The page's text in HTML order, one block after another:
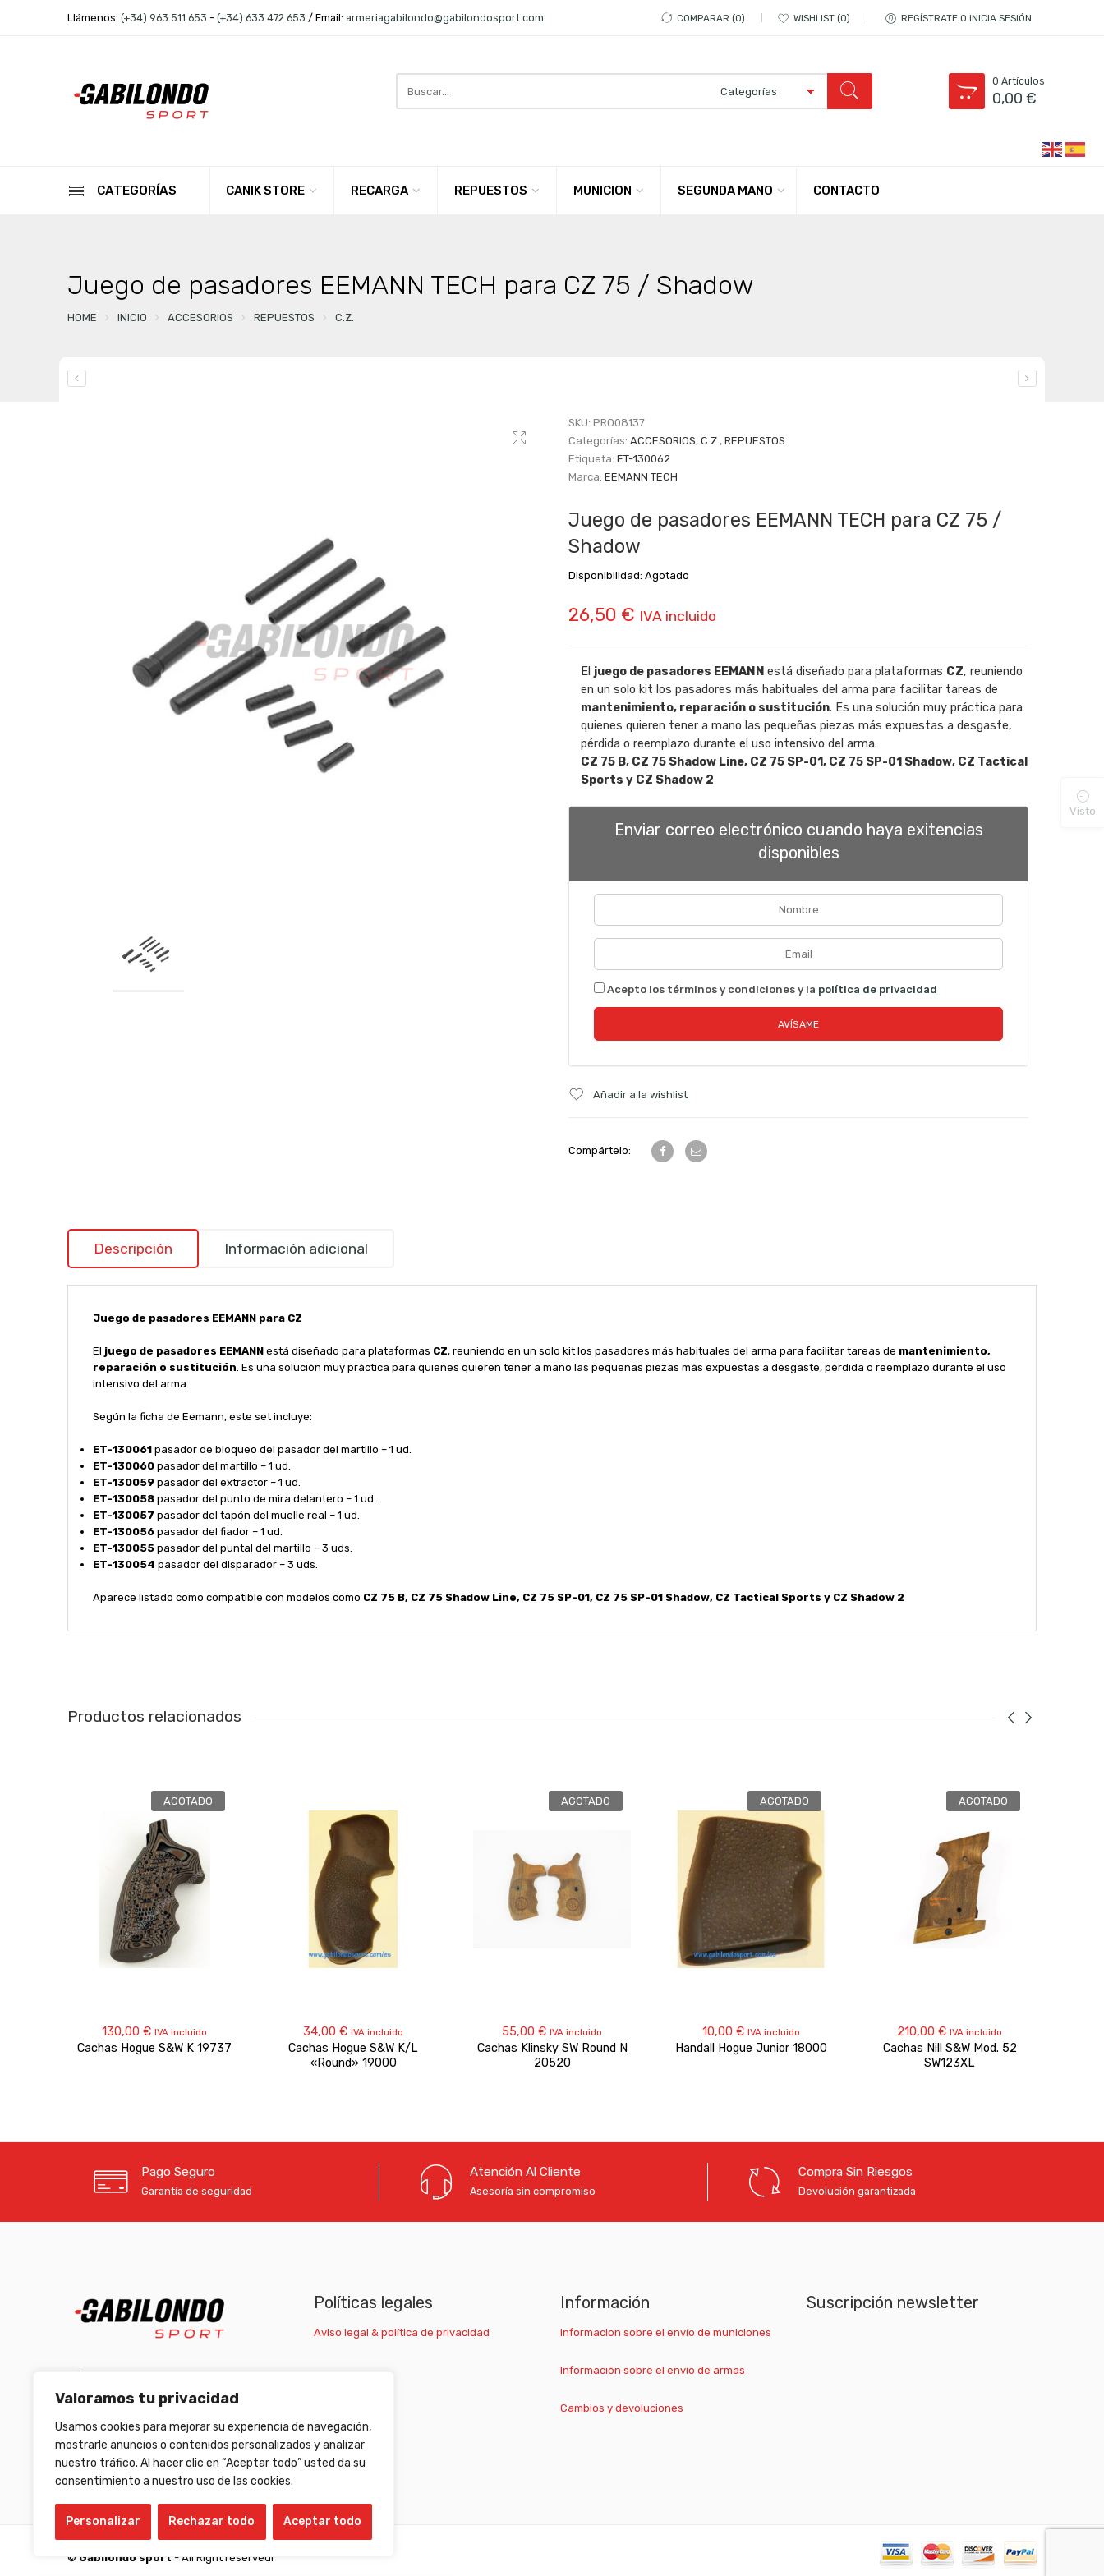
Valoramos tu privacidad
Usamos cookies para mejorar su experiencia de navegación,
mostrarle anuncios o contenidos personalizados y analizar
nuestro tráfico. Al hacer clic en “Aceptar todo” usted da su
consentimiento a nuestro uso de las cookies.
Personalizar Rechazar todo Aceptar todo
Llámenos: (+34) 963 511 653 - (+34) 633 472 653 / Email: armeriagabilondo@gabilondosport.com COMPARAR 0 WISHLIST 0 REGÍSTRATE O INICIA SESIÓN
here
0 Artículos
0,00€
CATEGORÍAS CANIK STORE RECARGA REPUESTOS MUNICION SEGUNDA MANO CONTACTO
Juego de pasadores EEMANN TECH para CZ 75 / Shadow
HOME INICIO ACCESORIOS REPUESTOS C.Z.
SKU: PRO08137
Categorías: ACCESORIOS, C.Z., REPUESTOS
Etiqueta: ET-130062
Marca: EEMANN TECH
Juego de pasadores EEMANN TECH para CZ 75 /
Shadow
Disponibilidad: Agotado
26,50 € IVA incluido
El juego de pasadores EEMANN está diseñado para plataformas CZ, reuniendo
en un solo kit los pasadores más habituales del arma para facilitar tareas de
mantenimiento, reparación o sustitución. Es una solución muy práctica para
quienes quieren tener a mano las pequeñas piezas más expuestas a desgaste,
pérdida o reemplazo durante el uso intensivo del arma.
CZ 75 B, CZ 75 Shadow Line, CZ 75 SP-01, CZ 75 SP-01 Shadow, CZ Tactical
Sports y CZ Shadow 2
Enviar correo electrónico cuando haya exitencias
disponibles
Acepto los términos y condiciones y la política de privacidad
Añadir a la wishlist
Compártelo:
Descripción Información adicional
Juego de pasadores EEMANN para CZ
El juego de pasadores EEMANN está diseñado para plataformas CZ, reuniendo en un solo kit los pasadores más habituales del arma para facilitar tareas de mantenimiento,
reparación o sustitución . Es una solución muy práctica para quienes quieren tener a mano las pequeñas piezas más expuestas a desgaste, pérdida o reemplazo durante el uso
intensivo del arma.
Según la ficha de Eemann, este set incluye:
ET-130061pasador de bloqueo del pasador del martillo – 1 ud.
ET-130060pasador del martillo – 1 ud.
ET-130059pasador del extractor – 1 ud.
ET-130058pasador del punto de mira delantero – 1 ud.
ET-130057 pasador del tapón del muelle real – 1 ud.
ET-130056pasador del fiador – 1 ud.
ET-130055pasador del puntal del martillo – 3 uds.
ET-130054 pasador del disparador – 3 uds.
Aparece listado como compatible con modelos como CZ 75 B, CZ 75 Shadow Line, CZ 75 SP-01, CZ 75 SP-01 Shadow, CZ Tactical Sports y CZ Shadow 2
Productos relacionados
AGOTADO
130,00 € IVA incluido
Cachas Hogue S&W K 19737
34,00 € IVA incluido
Cachas Hogue S&W K/L
«Round» 19000
AGOTADO
55,00 € IVA incluido
Cachas Klinsky SW Round N
20520
AGOTADO
10,00 € IVA incluido
Handall Hogue Junior 18000
AGOTADO
210,00 € IVA incluido
Cachas Nill S&W Mod. 52
SW123XL
Pago Seguro
Garantía de seguridad
Atención Al Cliente
Asesoría sin compromiso
Compra Sin Riesgos
Devolución garantizada
(+34) 963 511 653 /(+34) 633 472 653
armeriagabilondo@gabilondosport.com
Políticas legales
Aviso legal & política de privacidad
Información
Informacion sobre el envío de municiones
Información sobre el envío de armas
Cambios y devoluciones
Suscripción newsletter
© Gabilondo sport - All Right reserved!
Visto